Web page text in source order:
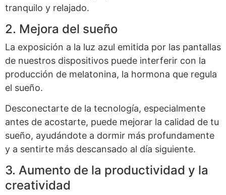
tranquilo y relajado.
2. Mejora del sueño
La exposición a la luz azul emitida por las pantallas
de nuestros dispositivos puede interferir con la
producción de melatonina, la hormona que regula
el sueño.
Desconectarte de la tecnología, especialmente
antes de acostarte, puede mejorar la calidad de tu
sueño, ayudándote a dormir más profundamente
y a sentirte más descansado al día siguiente.
3. Aumento de la productividad y la
creatividad